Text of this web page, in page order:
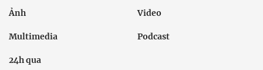
Ảnh Video
Multimedia Podcast
24h qua